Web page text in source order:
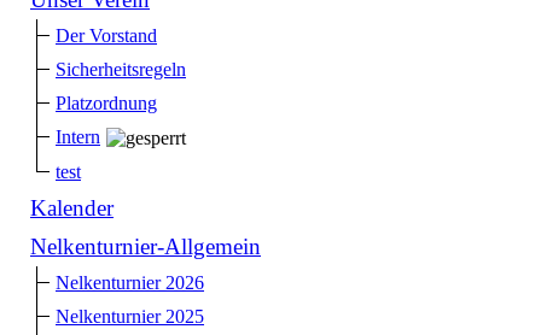
Der Vorstand
Sicherheitsregeln
Platzordnung
Intern
test
Kalender
Nelkenturnier-Allgemein
Nelkenturnier 2026
Nelkenturnier 2025